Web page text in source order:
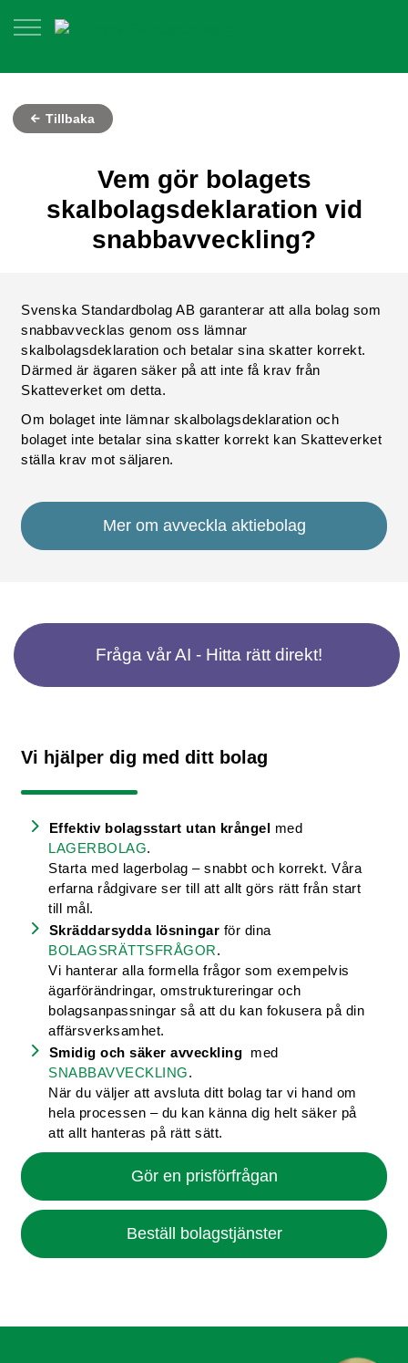
Tillbaka
Vem gör bolagets
skalbolagsdeklaration vid
snabbavveckling?
Svenska Standardbolag AB garanterar att alla bolag som
snabbavvecklas genom oss lämnar
skalbolagsdeklaration och betalar sina skatter korrekt.
Därmed är ägaren säker på att inte få krav från
Skatteverket om detta.
Om bolaget inte lämnar skalbolagsdeklaration och
bolaget inte betalar sina skatter korrekt kan Skatteverket
ställa krav mot säljaren.
Mer om avveckla aktiebolag
Fråga vår AI - Hitta rätt direkt!
Vi hjälper dig med ditt bolag
Effektiv bolagsstart utan krångel med
LAGERBOLAG.
Starta med lagerbolag – snabbt och korrekt. Våra
erfarna rådgivare ser till att allt görs rätt från start
till mål.
Skräddarsydda lösningar för dina
BOLAGSRÄTTSFRÅGOR.
Vi hanterar alla formella frågor som exempelvis
ägarförändringar, omstruktureringar och
bolagsanpassningar så att du kan fokusera på din
affärsverksamhet.
Smidig och säker avveckling med
SNABBAVVECKLING.
När du väljer att avsluta ditt bolag tar vi hand om
hela processen – du kan känna dig helt säker på
att allt hanteras på rätt sätt.
Gör en prisförfrågan
Beställ bolagstjänster